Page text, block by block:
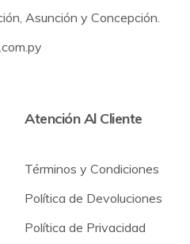
Asunción y Concepción.
Atención Al Cliente
Términos y Condiciones
Política de Devoluciones
Política de Privacidad